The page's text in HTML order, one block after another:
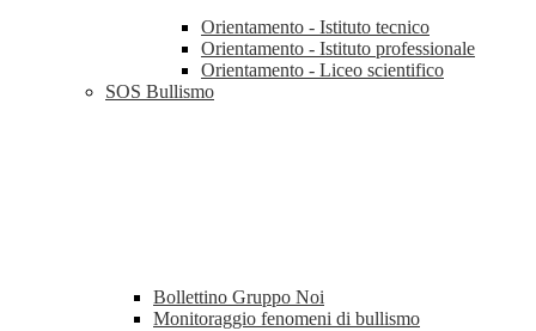
Orientamento - Istituto tecnico
Orientamento - Istituto professionale
Orientamento - Liceo scientifico
SOS Bullismo
Bollettino Gruppo Noi
Monitoraggio fenomeni di bullismo